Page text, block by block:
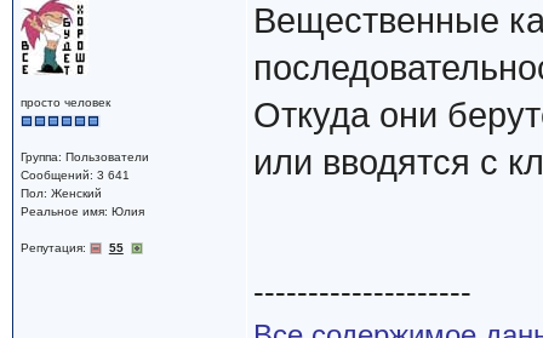
просто человек
Группа: Пользователи
Сообщений: 3 641
Пол: Женский
Реальное имя: Юлия
Репутация: 55
Вещественные
Откуда они
или вводятся с
--------------------